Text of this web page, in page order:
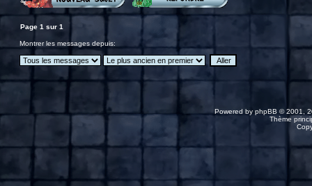
Page 1 sur 1
Montrer les messages depuis:
Powered by phpBB © 2001,
Thème